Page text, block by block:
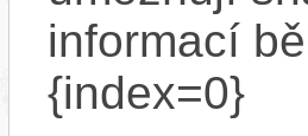
informací
{index=0}